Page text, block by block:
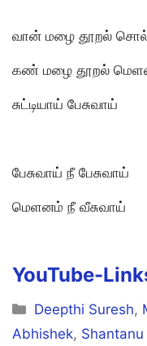
வான் மழை தூறல்
கண் மழை தூறல்
சுட்டியாய் பேசுவாய்
பேசுவாய் நீ பேசுவாய்
மெளனம் நீ வீசுவாய்
YouTube-
Categories
Deepthi Suresh,
Abhishek,